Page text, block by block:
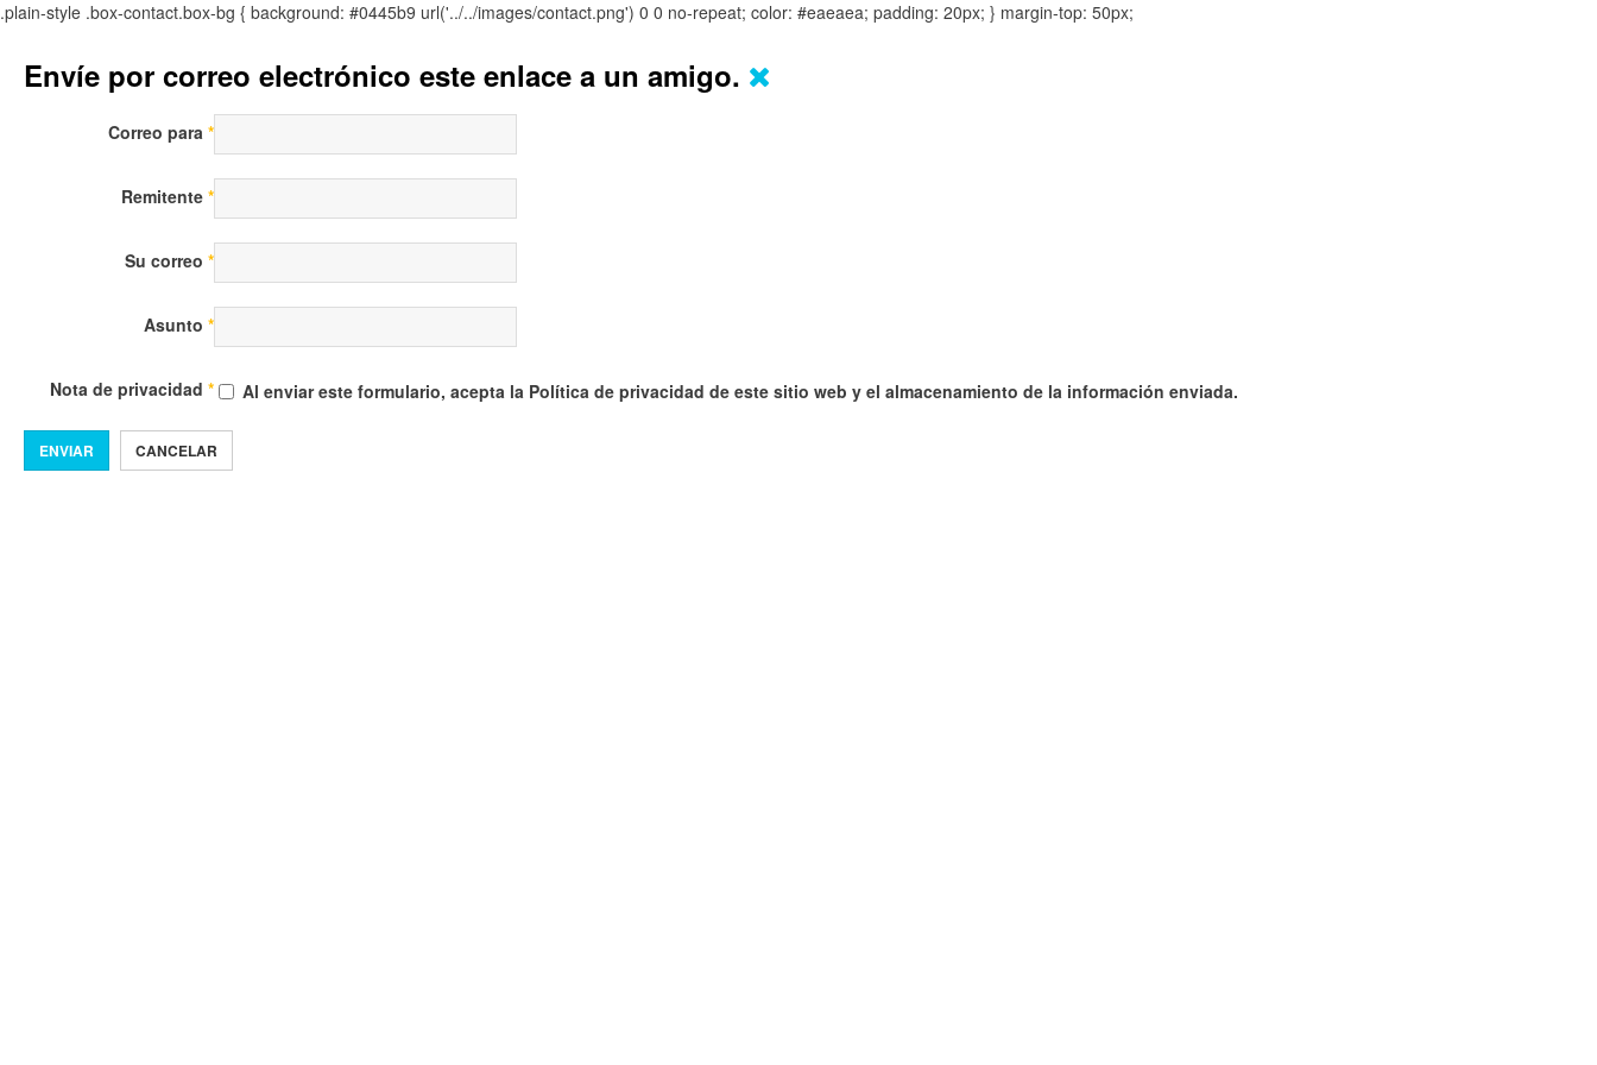
.plain-style .box-contact.box-bg { background: #0445b9 url('../../images/contact.png') 0 0 no-repeat; color: #eaeaea; padding: 20px; } margin-top: 50px;
Envíe por correo electrónico este enlace a un amigo.
Correo para *
Remitente *
Su correo *
Asunto *
Nota de privacidad * Al enviar este formulario, acepta la Política de privacidad de este sitio web y el almacenamiento de la información enviada.
ENVIAR CANCELAR